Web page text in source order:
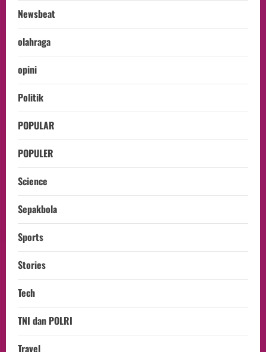
Newsbeat
olahraga
opini
Politik
POPULAR
POPULER
Science
Sepakbola
Sports
Stories
Tech
TNI dan POLRI
Travel